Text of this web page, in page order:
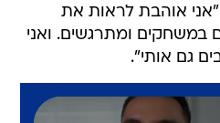
"אני אוהבת לראות את
במשחקים ומתרגשים. ואני
גם אותי".